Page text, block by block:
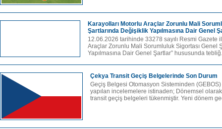
Karayolları Motorlu Araçlar Zorunlu Mali
Şartlarında Değişiklik Yapılmasına Dair Genel
12.06.2026 tarihinde 33278 sayılı Resmi Gazete
Araçlar Zorunlu Mali Sorumluluk Sigortası Genel
Yapılmasına Dair Genel Şartlar” hususunda
Çekya Transit Geçiş Belgelerinde Son Durum
Geçiş Belgesi Otomasyon Sisteminden
yapılan incelemelere istinaden; Dönemsel
transit geçiş belgeleri tükenmiştir. Yeni dönem